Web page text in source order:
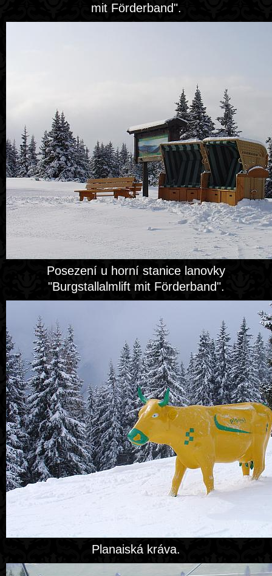
mit Förderband".
Posezení u horní stanice lanovky
"Burgstallalmlift mit Förderband".
Planaiská kráva.